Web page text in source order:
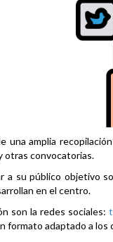
una amplia
otras convocatorias.
a su público objetivo
en el centro.
son la redes sociales:
formato adaptado a